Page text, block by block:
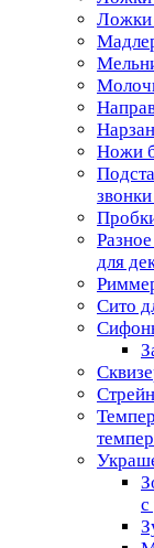
Ложки
Ножи
для
Сито